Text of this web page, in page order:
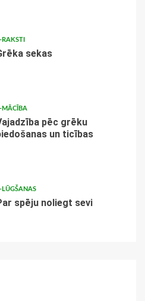
RAKSTI
sekas
MĀCĪBA
pēc grēku
un ticības
LŪGŠANAS
spēju noliegt sevi